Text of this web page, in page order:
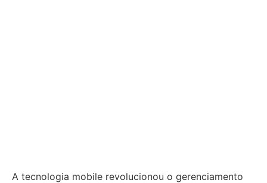
A tecnologia mobile revolucionou o gerenciamento